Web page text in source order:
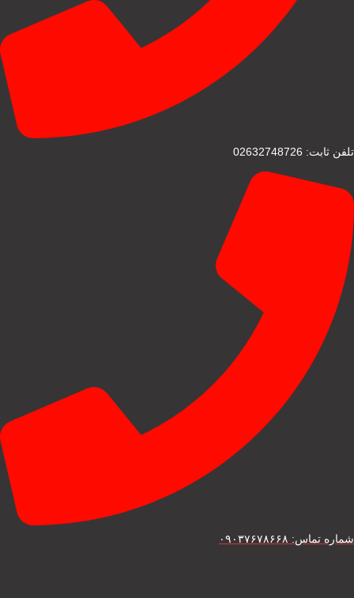
تلفن ثابت: 02632748726
شماره تماس: ۰۹۰۳۷۶۷۸۶۶۸